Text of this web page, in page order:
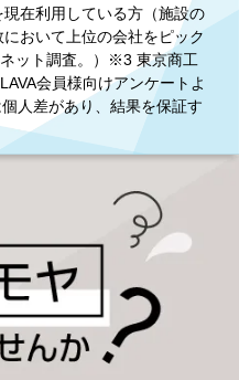
現在利用している方（施設の
おいて上位の会社をピック
ット調査。）※3 東京商工
会員様向けアンケートよ
人差があり、結果を保証す